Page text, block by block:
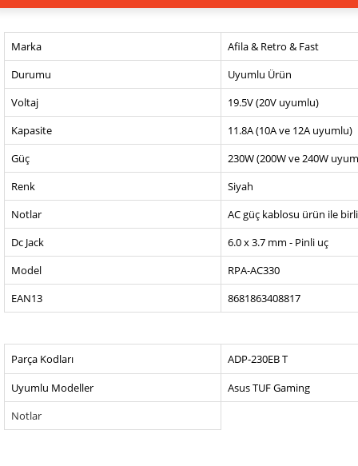
Marka
Afila & Retro & Fast
Durumu
Uyumlu Ürün
Voltaj
19.5V (20V uyumlu)
Kapasite
11.8A (10A ve 12A uyumlu)
Güç
230W (200W ve 240W
Renk
Siyah
Notlar
AC güç kablosu ürün ile
Dc Jack
6.0 x 3.7 mm - Pinli uç
Model
RPA-AC330
EAN13
8681863408817
Parça Kodları
ADP-230EB T
Uyumlu Modeller
Asus TUF Gaming
Notlar